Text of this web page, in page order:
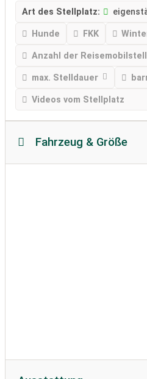
Art des Stellplatz:
Hunde FKK
Anzahl der
max. Stelldauer
Videos vom Stellplatz
Fahrzeug & Größe